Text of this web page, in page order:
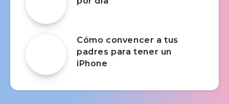
Cómo convencer a tus
padres para tener un
iPhone